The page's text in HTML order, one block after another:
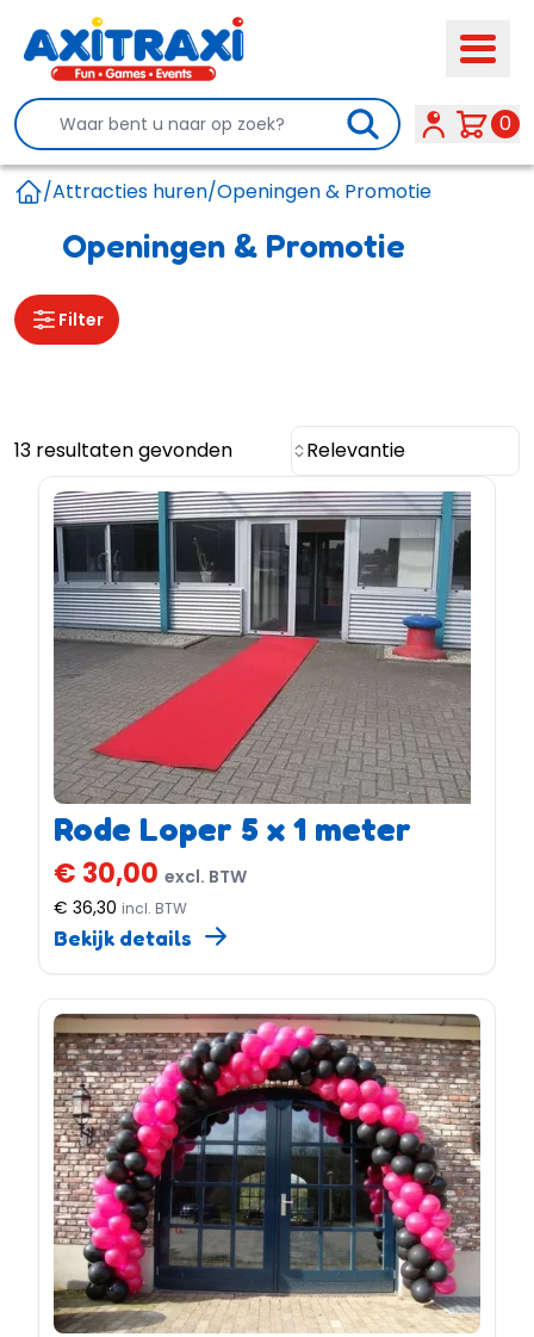
Search 0
/Attracties huren/Openingen & Promotie
Openingen & Promotie
Filter
13 resultaten gevonden Relevantie
Rode Loper 5 x 1 meter
€ 30,00 excl. BTW
€ 36,30 incl. BTW
Bekijk details